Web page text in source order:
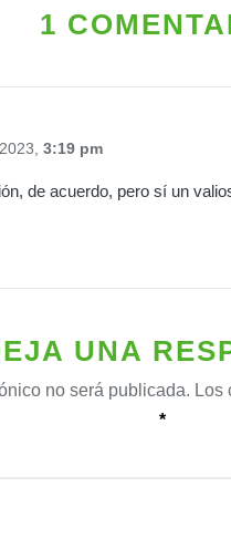
1
3:19 pm
de acuerdo, pero sí un
UNA
no será publicada. Los
*